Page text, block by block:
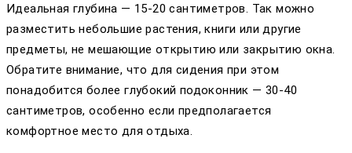
Идеальная глубина — 15-20 сантиметров. Так можно
разместить небольшие растения, книги или другие
предметы, не мешающие открытию или закрытию окна.
Обратите внимание, что для сидения при этом
понадобится более глубокий подоконник — 30-40
сантиметров, особенно если предполагается
комфортное место для отдыха.